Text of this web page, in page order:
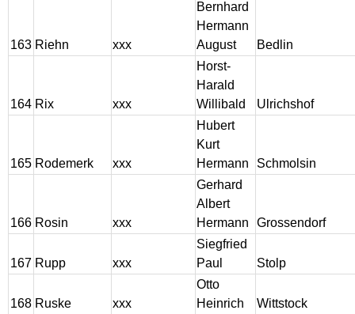
163 Riehn xxx
Bernhard
Hermann
August
Bedlin
164 Rix xxx
Horst-
Harald
Willibald
Ulrichshof
165 Rodemerk xxx
Hubert
Kurt
Hermann
Schmolsin
166 Rosin xxx
Gerhard
Albert
Hermann
Grossendorf
167 Rupp xxx
Siegfried
Paul
Stolp
168 Ruske xxx
Otto
Heinrich
Wittstock